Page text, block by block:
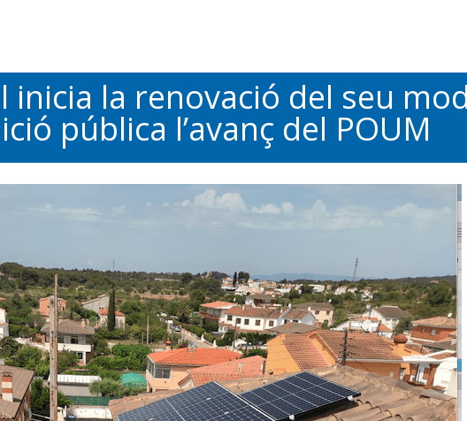
inicia la renovació del seu
pública l’avanç del POUM